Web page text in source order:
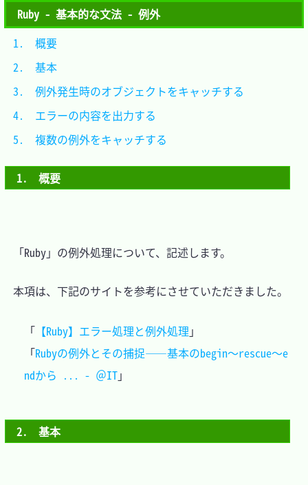
Ruby - 基本的な文法 - 例外
1.　概要
「Ruby」の例外処理について、記述します。
本項は、下記のサイトを参考にさせていただきました。
「 【Ruby】エラー処理と例外処理 」
「Rubyの例外とその捕捉――基本のbegin～rescue～e
ndから ... - ＠IT
2.　基本